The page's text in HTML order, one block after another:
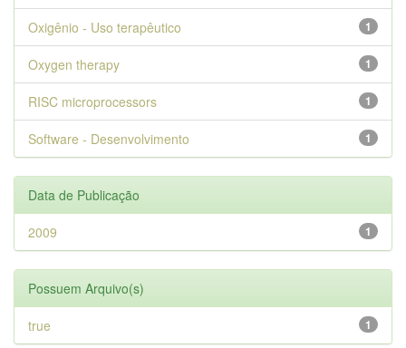
1
Oxigênio - Uso terapêutico
1
Oxygen therapy
1
RISC microprocessors
1
Software - Desenvolvimento
Data de Publicação
1
2009
Possuem Arquivo(s)
1
true